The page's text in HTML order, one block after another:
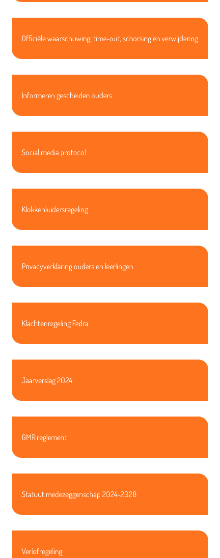
Officiële waarschuwing, time-out, schorsing en verwijdering
Informeren gescheiden ouders
Social media protocol
Klokkenluidersregeling
Privacyverklaring ouders en leerlingen
Klachtenregeling Fedra
Jaarverslag 2024
GMR reglement
Statuut medezeggenschap 2024-2028
Verlofregeling